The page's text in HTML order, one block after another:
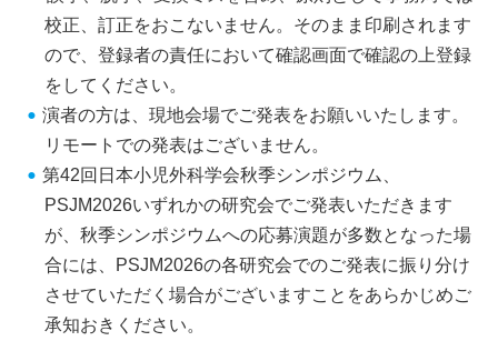
校正、訂正をおこないません。そのまま印刷されます
ので、登録者の責任において確認画面で確認の上登録
をしてください。
演者の方は、現地会場でご発表をお願いいたします。
リモートでの発表はございません。
第42回日本小児外科学会秋季シンポジウム、
PSJM2026いずれかの研究会でご発表いただきます
が、秋季シンポジウムへの応募演題が多数となった場
合には、PSJM2026の各研究会でのご発表に振り分け
させていただく場合がございますことをあらかじめご
承知おきください。